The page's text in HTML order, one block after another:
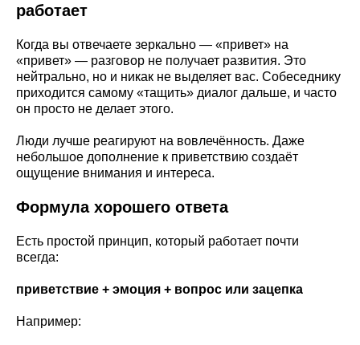
работает
Когда вы отвечаете зеркально — «привет» на
«привет» — разговор не получает развития. Это
нейтрально, но и никак не выделяет вас. Собеседнику
приходится самому «тащить» диалог дальше, и часто
он просто не делает этого.
Люди лучше реагируют на вовлечённость. Даже
небольшое дополнение к приветствию создаёт
ощущение внимания и интереса.
Формула хорошего ответа
Есть простой принцип, который работает почти
всегда:
приветствие + эмоция + вопрос или зацепка
Например: